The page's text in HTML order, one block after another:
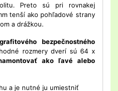
Preto sú pri rovnakej
tenší ako pohľadové strany
a drážkou.
bezpečnostného
rozmery dverí sú 64 x
ako ľavé alebo
a je nutné ju umiestniť